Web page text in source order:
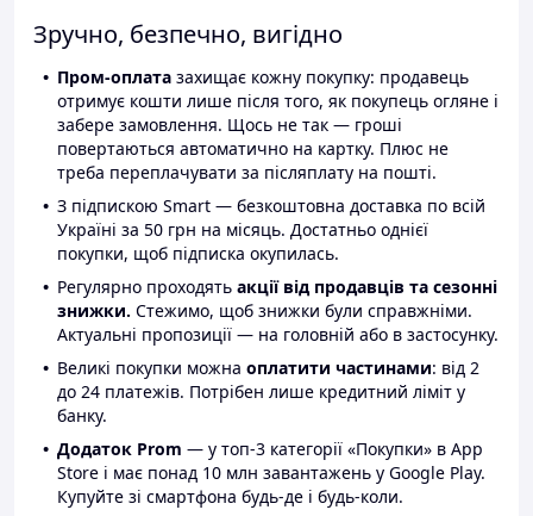
Зручно, безпечно, вигідно
Пром-оплата захищає кожну покупку: продавець
отримує кошти лише після того, як покупець огляне і
забере замовлення. Щось не так — гроші
повертаються автоматично на картку. Плюс не
треба переплачувати за післяплату на пошті.
З підпискою Smart — безкоштовна доставка по всій
Україні за 50 грн на місяць. Достатньо однієї
покупки, щоб підписка окупилась.
Регулярно проходять акції від продавців та сезонні
знижки. Стежимо, щоб знижки були справжніми.
Актуальні пропозиції — на головній або в застосунку.
Великі покупки можна оплатити частинами: від 2
до 24 платежів. Потрібен лише кредитний ліміт у
банку.
Додаток Prom — у топ-3 категорії «Покупки» в App
Store і має понад 10 млн завантажень у Google Play.
Купуйте зі смартфона будь-де і будь-коли.